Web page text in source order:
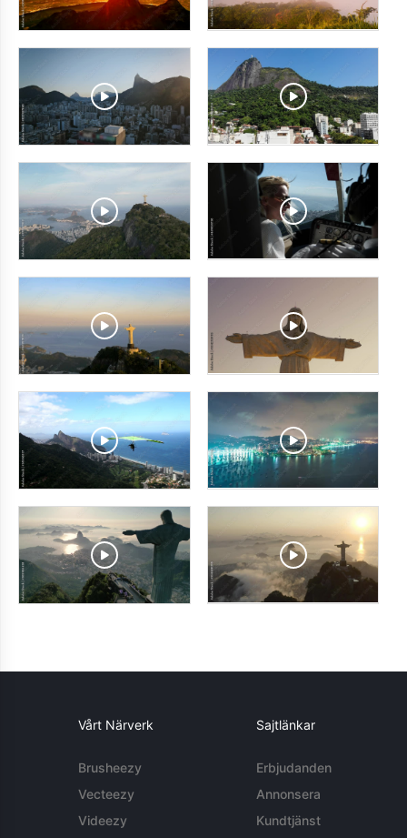
Vårt Närverk
Brusheezy
Vecteezy
Videezy
Sajtlänkar
Erbjudanden
Annonsera
Kundtjänst